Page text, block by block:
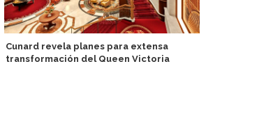
Cunard revela planes para extensa
transformación del Queen Victoria